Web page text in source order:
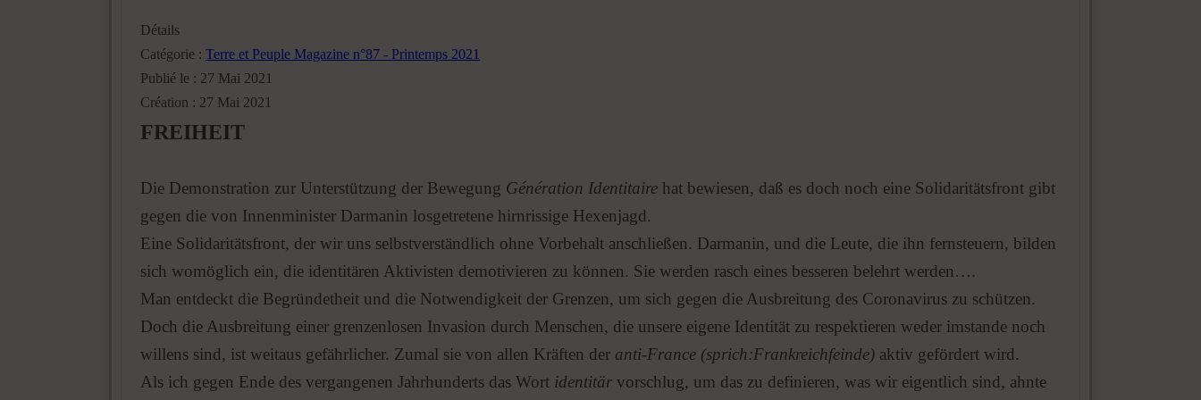
Détails
Catégorie : Terre et Peuple Magazine n°87 - Printemps 2021
Publié le : 27 Mai 2021
Création : 27 Mai 2021
FREIHEIT
Die Demonstration zur Unterstützung der Bewegung Génération Identitaire hat bewiesen, daß es doch noch eine Solidaritätsfront gibt
gegen die von Innenminister Darmanin losgetretene hirnrissige Hexenjagd.
Eine Solidaritätsfront, der wir uns selbstverständlich ohne Vorbehalt anschließen. Darmanin, und die Leute, die ihn fernsteuern, bilden
sich womöglich ein, die identitären Aktivisten demotivieren zu können. Sie werden rasch eines besseren belehrt werden….
Man entdeckt die Begründetheit und die Notwendigkeit der Grenzen, um sich gegen die Ausbreitung des Coronavirus zu schützen.
Doch die Ausbreitung einer grenzenlosen Invasion durch Menschen, die unsere eigene Identität zu respektieren weder imstande noch
willens sind, ist weitaus gefährlicher. Zumal sie von allen Kräften der anti-France (sprich:Frankreichfeinde) aktiv gefördert wird.
Als ich gegen Ende des vergangenen Jahrhunderts das Wort identitär vorschlug, um das zu definieren, was wir eigentlich sind, ahnte